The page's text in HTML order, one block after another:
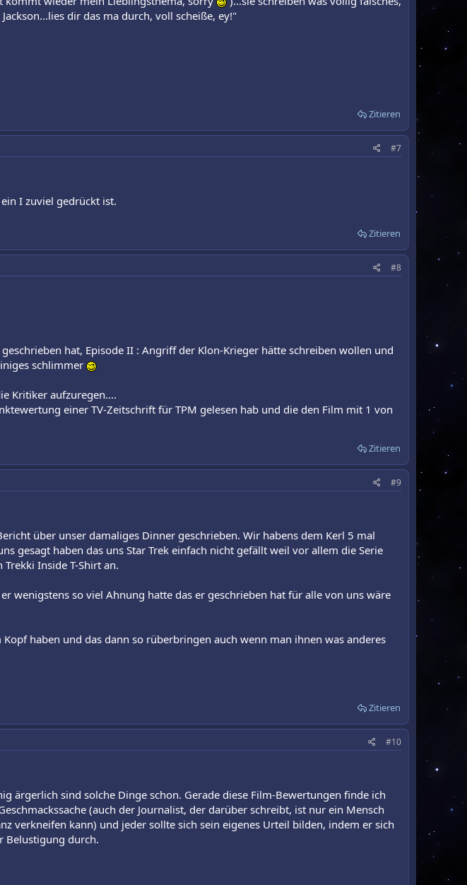
dir das ma durch, voll scheiße, ey!"
Zitieren
#7
I zuviel gedrückt ist.
Zitieren
#8
hat, Episode II : Angriff der Klon-Krieger hätte schreiben wollen und
schlimmer
Kritiker aufzuregen....
einer TV-Zeitschrift für TPM gelesen hab und die den Film mit 1 von
Zitieren
#9
über unser damaliges Dinner geschrieben. Wir habens dem Kerl 5 mal
gesagt haben das uns Star Trek einfach nicht gefällt weil vor allem die Serie
Inside T-Shirt an.
wenigstens so viel Ahnung hatte das er geschrieben hat für alle von uns wäre
haben und das dann so rüberbringen auch wenn man ihnen was anderes
Zitieren
#10
ärgerlich sind solche Dinge schon. Gerade diese Film-Bewertungen finde ich
(auch der Journalist, der darüber schreibt, ist nur ein Mensch
verkneifen kann) und jeder sollte sich sein eigenes Urteil bilden, indem er sich
Belustigung durch.